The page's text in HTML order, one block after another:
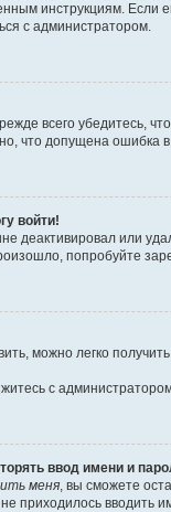
инструкциям. Если
с администратором.
всего убедитесь,
что допущена ошибка
войти!
деактивировал или
попробуйте
можно легко
с
ввод имени и
меня, вы сможете
приходилось вводить